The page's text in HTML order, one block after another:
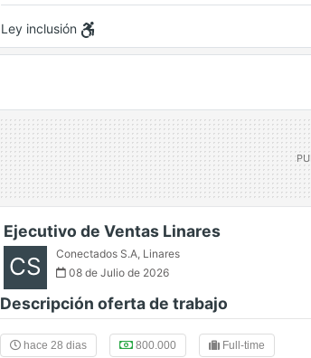
Ley inclusión
Ejecutivo de Ventas Linares
CS Conectados S.A, Linares
08 de Julio de 2026
Descripción oferta de trabajo
hace 28 dias 800.000 Full-time